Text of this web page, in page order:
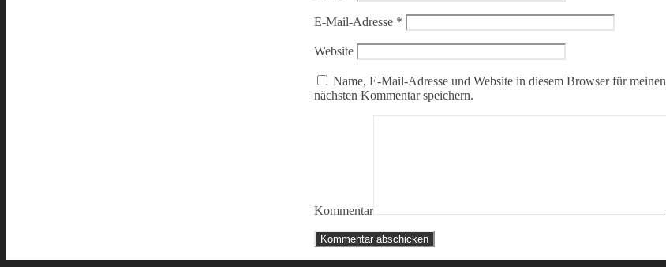
E-Mail-Adresse *
Website
Name, E-Mail-Adresse und Website in diesem Browser für meinen
nächsten Kommentar speichern.
Kommentar